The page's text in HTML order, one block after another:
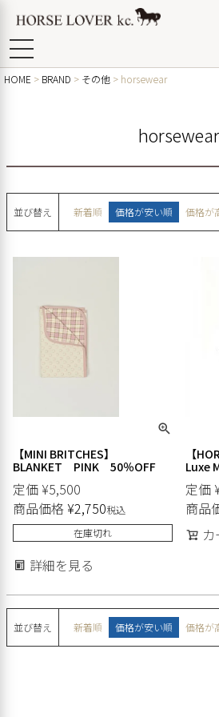
HOME BRAND その他 horsewear
horsewear
並び替え 新着順 価格が安い順 価格が
【MINI BRITCHES】
BLANKET PINK 50％OFF
定価 ¥5,500
商品価格 ¥2,750税込
在庫切れ
詳細を見る
【
Luxe
定価
商品
並び替え 新着順 価格が安い順 価格が